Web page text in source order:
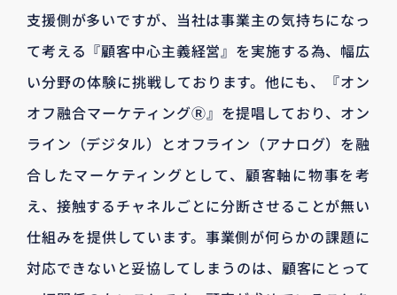
支援側が多いですが、当社は事業主の気持ちになっ
て考える『顧客中心主義経営』を実施する為、幅広
い分野の体験に挑戦しております。他にも、『オン
オフ融合マーケティングⓇ』を提唱しており、オン
ライン（デジタル）とオフライン（アナログ）を融
合したマーケティングとして、顧客軸に物事を考
え、接触するチャネルごとに分断させることが無い
仕組みを提供しています。事業側が何らかの課題に
対応できないと妥協してしまうのは、顧客にとって